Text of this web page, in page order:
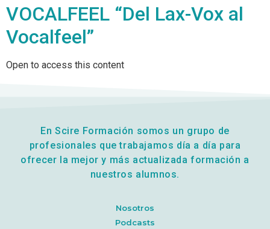
VOCALFEEL “Del Lax-Vox al
Vocalfeel”
Open to access this content
En Scire Formación somos un grupo de
profesionales que trabajamos día a día para
ofrecer la mejor y más actualizada formación a
nuestros alumnos.
Nosotros
Podcasts